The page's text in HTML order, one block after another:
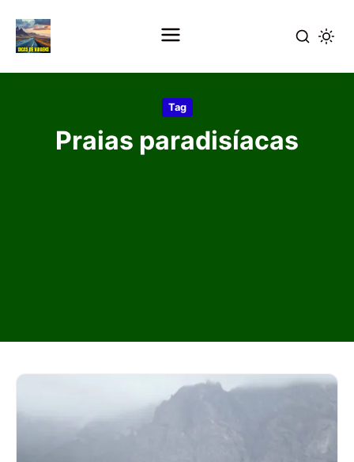
Tag
Praias paradisíacas